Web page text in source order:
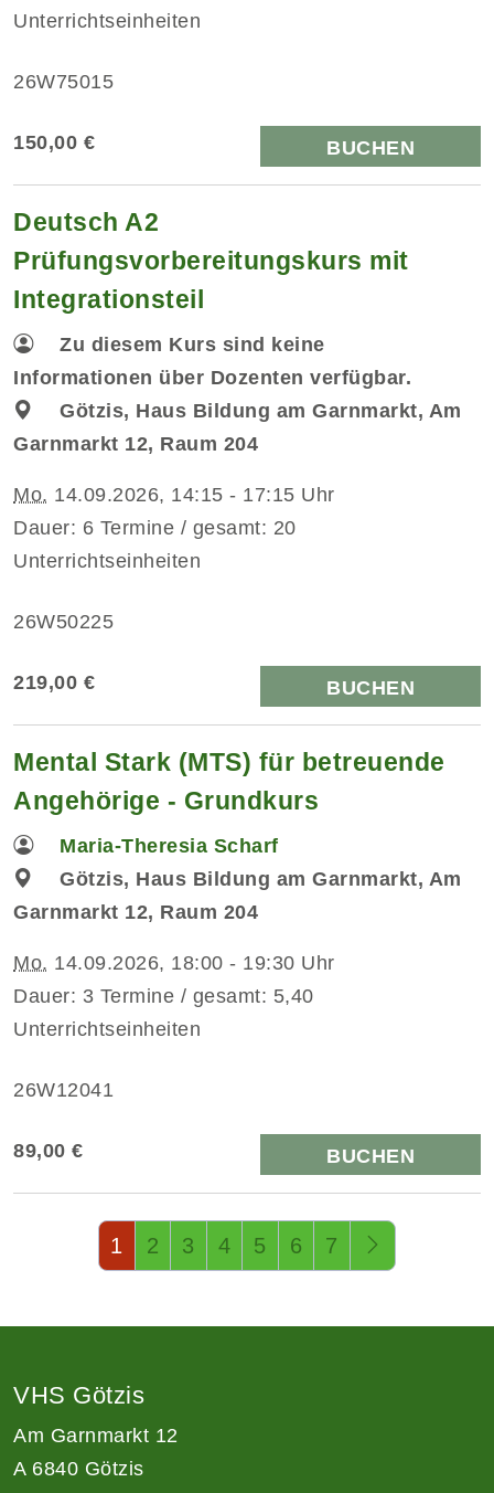
Unterrichtseinheiten
26W75015
150,00 € BUCHEN
Deutsch A2
Prüfungsvorbereitungskurs mit
Integrationsteil
Zu diesem Kurs sind keine
Informationen über Dozenten verfügbar.
Götzis, Haus Bildung am Garnmarkt, Am
Garnmarkt 12, Raum 204
Mo. 14.09.2026, 14:15 - 17:15 Uhr
Dauer: 6 Termine / gesamt: 20
Unterrichtseinheiten
26W50225
219,00 € BUCHEN
Mental Stark (MTS) für betreuende
Angehörige - Grundkurs
Maria-Theresia Scharf
Götzis, Haus Bildung am Garnmarkt, Am
Garnmarkt 12, Raum 204
Mo. 14.09.2026, 18:00 - 19:30 Uhr
Dauer: 3 Termine / gesamt: 5,40
Unterrichtseinheiten
26W12041
89,00 € BUCHEN
Seite 1 von 14
1 2 3 4 5 6 7
VHS Götzis
Am Garnmarkt 12
A 6840 Götzis